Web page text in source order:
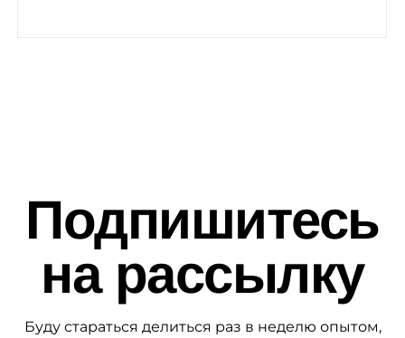
Подпишитесь
на рассылку
Буду стараться делиться раз в неделю опытом,